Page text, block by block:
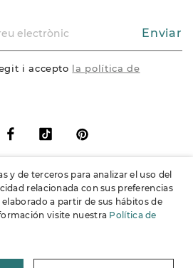
Enviar
i accepto la política de
FacebookVimeo
y de terceros para analizar el uso del
relacionada con sus preferencias
a partir de sus hábitos de
visite nuestra Política de